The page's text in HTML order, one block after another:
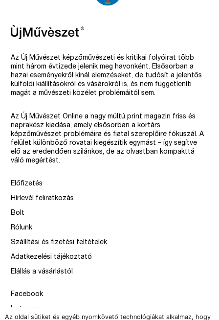
Az oldal sütiket és egyéb nyomkövető technológiákat alkalmaz, hogy
Az Új Művészet képzőművészeti és kritikai folyóirat több
mint három évtizede jelenik meg havonként. Elsősorban a
hazai eseményekről kínál elemzéseket, de tudósít a jelentős
külföldi kiállításokról és vásárokról is, és nem függetleníti
magát a művészeti közélet problémáitól sem.
Az Új Művészet Online a nagy múltú print magazin friss és
naprakész kiadása, amely elsősorban a kortárs
képzőművészet problémáira és fiatal szereplőire fókuszál. A
felület különböző rovatai kiegészítik egymást – így segítve
elő az eredendően szilánkos, de az olvastban kompakttá
váló megértést.
Előfizetés
Hírlevél feliratkozás
Bolt
Rólunk
Szállítási és fizetési feltételek
Adatkezelési tájékoztató
Elállás a vásárlástól
Facebook
Instagram